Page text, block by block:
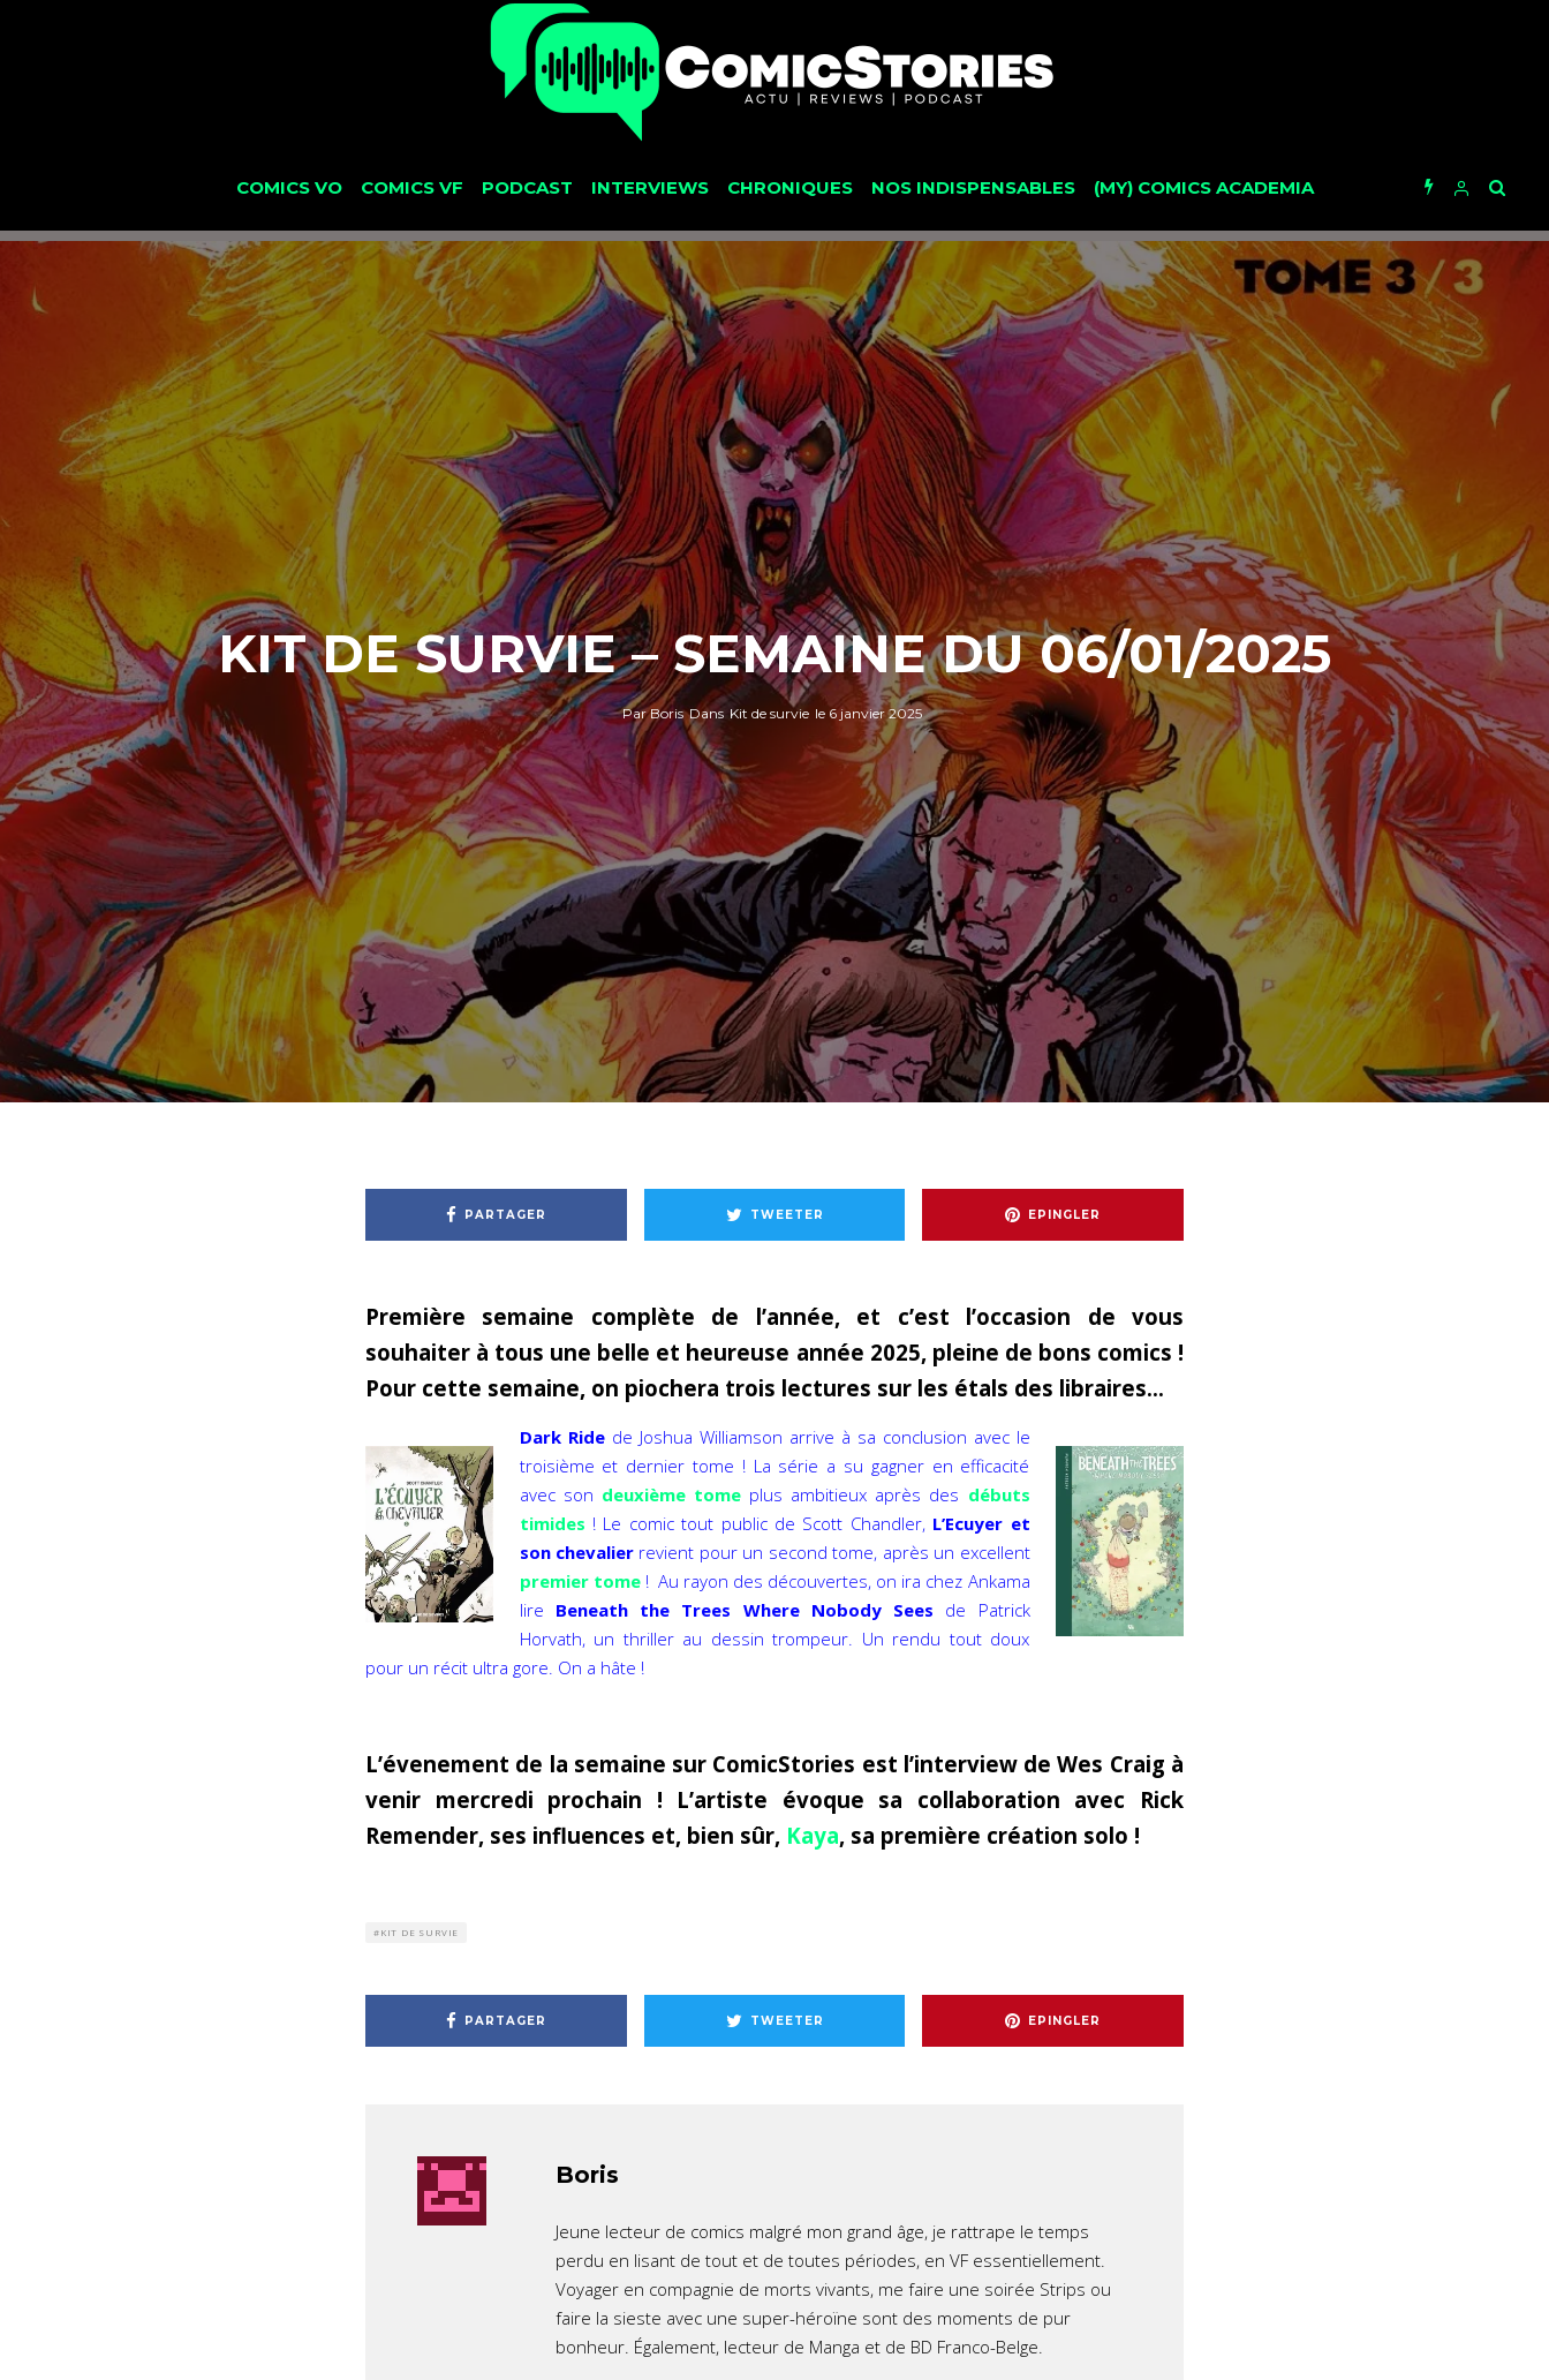
COMICS VO COMICS VF PODCAST INTERVIEWS CHRONIQUES NOS INDISPENSABLES (MY) COMICS ACADEMIA
KIT DE SURVIE – SEMAINE DU 06/01/2025
ParBoris Dans Kit de survie le 6 janvier 2025
PARTAGER TWEETER EPINGLER
Première semaine complète de l’année, et c’est l’occasion de vous
souhaiter à tous une belle et heureuse année 2025, pleine de bons comics !
Pour cette semaine, on piochera trois lectures sur les étals des libraires…
Dark Ridede Joshua Williamson arrive à sa conclusion avec le
troisième et dernier tome ! La série a su gagner en efficacité
avec son deuxième tome plus ambitieux après des débuts
timides ! Le comic tout public de Scott Chandler, L’Ecuyer et
son chevalierrevient pour un second tome, après un excellent
premier tome! Au rayon des découvertes, on ira chez Ankama
lire Beneath the Trees Where Nobody Sees de Patrick
Horvath, un thriller au dessin trompeur. Un rendu tout doux
pour un récit ultra gore. On a hâte !
L’évenement de la semaine sur ComicStories est l’interview deWes Craig à
venir mercredi prochain ! L’artiste évoque sa collaboration avec Rick
Remender, ses influences et, bien sûr, Kaya, sa première création solo !
KIT DE SURVIE
PARTAGER TWEETER EPINGLER
Boris
Jeune lecteur de comics malgré mon grand âge, je rattrape le temps
perdu en lisant de tout et de toutes périodes, en VF essentiellement.
Voyager en compagnie de morts vivants, me faire une soirée Strips ou
faire la sieste avec une super-héroïne sont des moments de pur
bonheur. Également, lecteur de Manga et de BD Franco-Belge.